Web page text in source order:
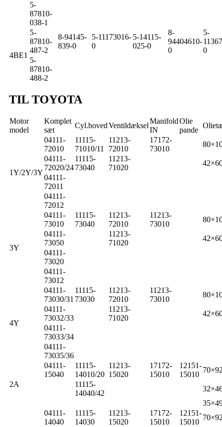
5-
87810-
038-1
4BE1
5-
87810-
487-2
8-94145-
839-0
5-11173016-
0
5-14115-
025-0
8-
94404610-
0
5-
0
5-
87810-
488-2
TIL TOYOTA
Motor
model
Komplet
sæt
Cyl.hovedVentildæksel
Manifold
IN
Olie
pande
1Y/2Y/3Y
04111-
72010
11115-
71010/11
11213-
72010
17172-
73010
04111-
72020/24
11115-
73040
11213-
71020
04111-
72011
04111-
72012
3Y
04111-
73010
11115-
73040
11213-
72010
11213-
73010
04111-
73050
11213-
71020
04111-
73020
04111-
73012
4Y
04111-
73030/31
11115-
73030
11213-
72010
11213-
73010
04111-
73032/33
11213-
71020
04111-
73033/34
04111-
73035/36
2A
04111-
15040
11115-
14010/20
11213-
15020
17172-
15010
12151-
15010
11115-
14040/42
04111-
14040
11115-
14030
11213-
15020
17172-
15010
12151-
15010